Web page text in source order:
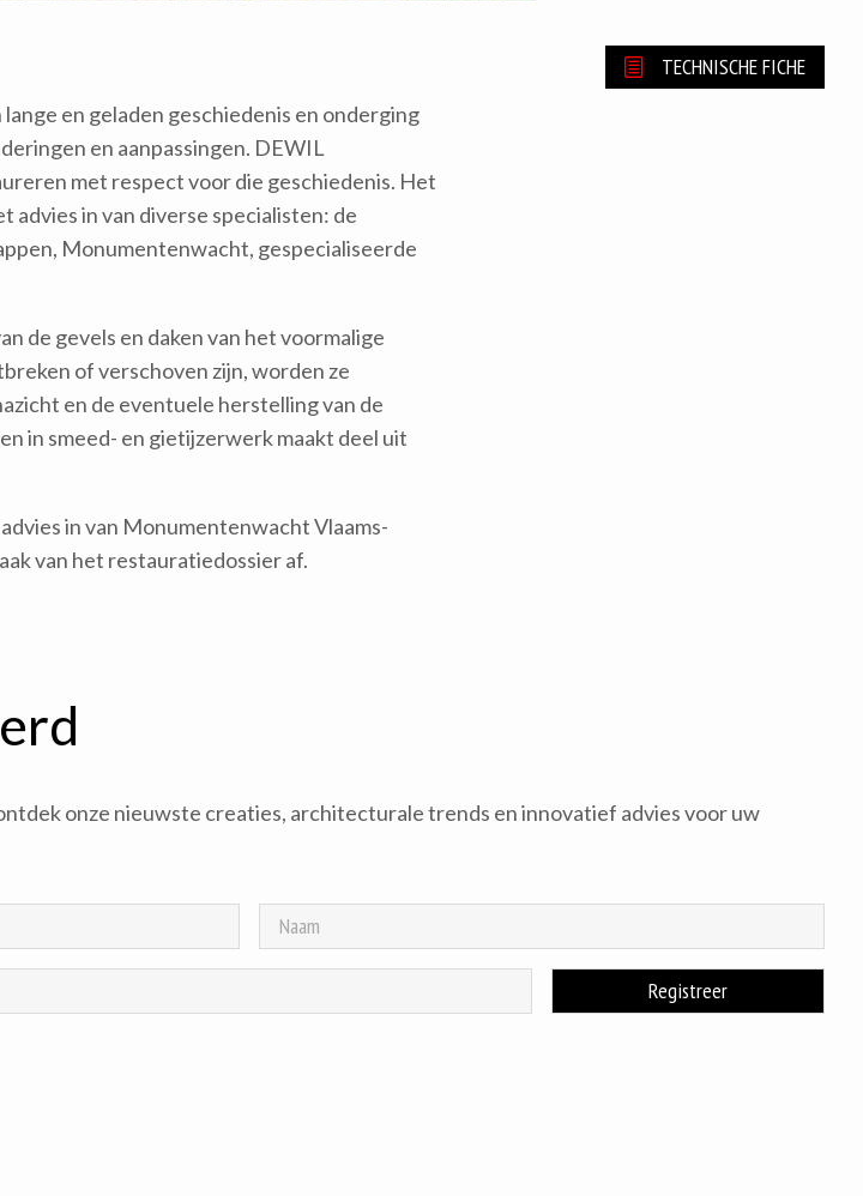
en geladen geschiedenis en onderging
en aanpassingen. DEWIL
met respect voor die geschiedenis. Het
in van diverse specialisten: de
Monumentenwacht, gespecialiseerde
de gevels en daken van het voormalige
of verschoven zijn, worden ze
en de eventuele herstelling van de
in smeed- en gietijzerwerk maakt deel uit
in van Monumentenwacht Vlaams-
van het restauratiedossier af.
TECHNISCHE FICHE
onze nieuwste creaties, architecturale trends en innovatief advies voor uw